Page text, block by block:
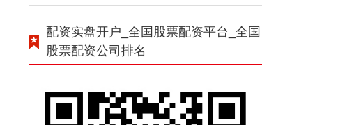
配资实盘开户_全国股票配资平台_全国
股票配资公司排名